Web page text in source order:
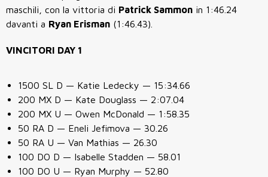
maschili, con la vittoria di Patrick Sammon in 1:46.24
davanti a Ryan Erisman (1:46.43).
VINCITORI DAY 1
1500 SL D — Katie Ledecky — 15:34.66
200 MX D — Kate Douglass — 2:07.04
200 MX U — Owen McDonald — 1:58.35
50 RA D — Eneli Jefimova — 30.26
50 RA U — Van Mathias — 26.30
100 DO D — Isabelle Stadden — 58.01
100 DO U — Ryan Murphy — 52.80